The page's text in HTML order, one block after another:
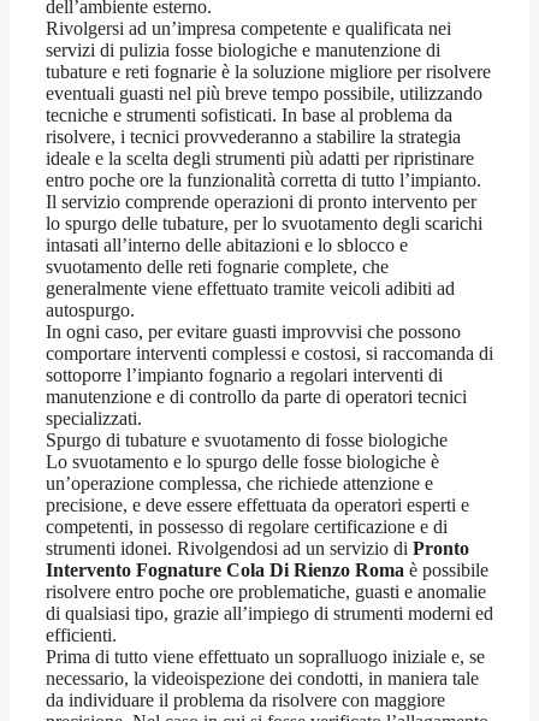
dell’ambiente esterno.
Rivolgersi ad un’impresa competente e qualificata nei
servizi di pulizia fosse biologiche e manutenzione di
tubature e reti fognarie è la soluzione migliore per risolvere
eventuali guasti nel più breve tempo possibile, utilizzando
tecniche e strumenti sofisticati. In base al problema da
risolvere, i tecnici provvederanno a stabilire la strategia
ideale e la scelta degli strumenti più adatti per ripristinare
entro poche ore la funzionalità corretta di tutto l’impianto.
Il servizio comprende operazioni di pronto intervento per
lo spurgo delle tubature, per lo svuotamento degli scarichi
intasati all’interno delle abitazioni e lo sblocco e
svuotamento delle reti fognarie complete, che
generalmente viene effettuato tramite veicoli adibiti ad
autospurgo.
In ogni caso, per evitare guasti improvvisi che possono
comportare interventi complessi e costosi, si raccomanda di
sottoporre l’impianto fognario a regolari interventi di
manutenzione e di controllo da parte di operatori tecnici
specializzati.
Spurgo di tubature e svuotamento di fosse biologiche
Lo svuotamento e lo spurgo delle fosse biologiche è
un’operazione complessa, che richiede attenzione e
precisione, e deve essere effettuata da operatori esperti e
competenti, in possesso di regolare certificazione e di
strumenti idonei. Rivolgendosi ad un servizio di Pronto
Intervento Fognature Cola Di Rienzo Roma è possibile
risolvere entro poche ore problematiche, guasti e anomalie
di qualsiasi tipo, grazie all’impiego di strumenti moderni ed
efficienti.
Prima di tutto viene effettuato un sopralluogo iniziale e, se
necessario, la videoispezione dei condotti, in maniera tale
da individuare il problema da risolvere con maggiore